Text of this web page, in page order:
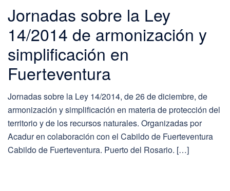
Jornadas sobre la Ley
14/2014 de armonización y
simplificación en
Fuerteventura
Jornadas sobre la Ley 14/2014, de 26 de diciembre, de
armonización y simplificación en materia de protección del
territorio y de los recursos naturales. Organizadas por
Acadur en colaboración con el Cabildo de Fuerteventura
Cabildo de Fuerteventura. Puerto del Rosario. […]